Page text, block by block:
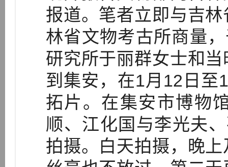
报道。笔者立即与吉
林省文物考古所商量
研究所于丽群女士和
到集安，在1月12日至
拓片。在集安市博物
顺、江化国与李光夫
拍摄。白天拍摄，晚